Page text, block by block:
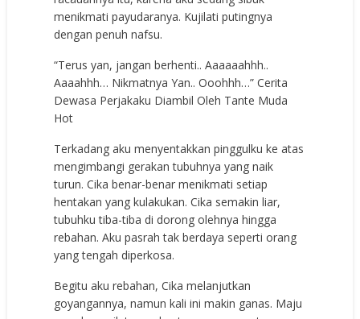
menikmati payudaranya. Kujilati putingnya
dengan penuh nafsu.
“Terus yan, jangan berhenti.. Aaaaaahhh..
Aaaahhh… Nikmatnya Yan.. Ooohhh…” Cerita
Dewasa Perjakaku Diambil Oleh Tante Muda
Hot
Terkadang aku menyentakkan pinggulku ke atas
mengimbangi gerakan tubuhnya yang naik
turun. Cika benar-benar menikmati setiap
hentakan yang kulakukan. Cika semakin liar,
tubuhku tiba-tiba di dorong olehnya hingga
rebahan. Aku pasrah tak berdaya seperti orang
yang tengah diperkosa.
Begitu aku rebahan, Cika melanjutkan
goyangannya, namun kali ini makin ganas. Maju